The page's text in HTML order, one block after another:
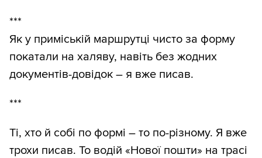
***
Як у приміській маршрутці чисто за форму
покатали на халяву, навіть без жодних
документів-довідок – я вже писав.
***
Ті, хто й собі по формі – то по-різному. Я вже
трохи писав. То водій «Нової пошти» на трасі